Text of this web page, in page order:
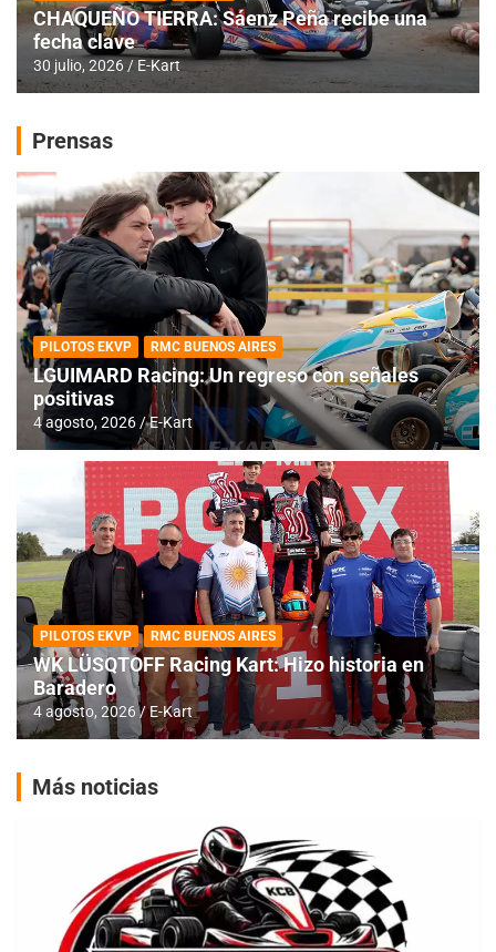
CHAQUEÑO TIERRA: Sáenz Peña recibe una
fecha clave
30 julio, 2026 E-Kart
Prensas
PILOTOS EKVP RMC BUENOS AIRES
LGUIMARD Racing: Un regreso con señales
positivas
4 agosto, 2026 E-Kart
PILOTOS EKVP RMC BUENOS AIRES
WK LÜSQTOFF Racing Kart: Hizo historia en
Baradero
4 agosto, 2026 E-Kart
Más noticias